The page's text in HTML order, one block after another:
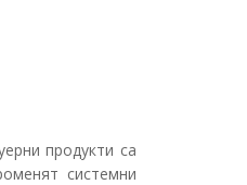
продукти са
системни